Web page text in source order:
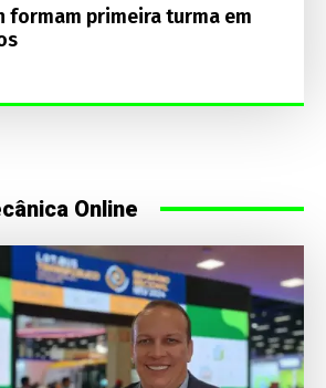
formam primeira turma em
Online